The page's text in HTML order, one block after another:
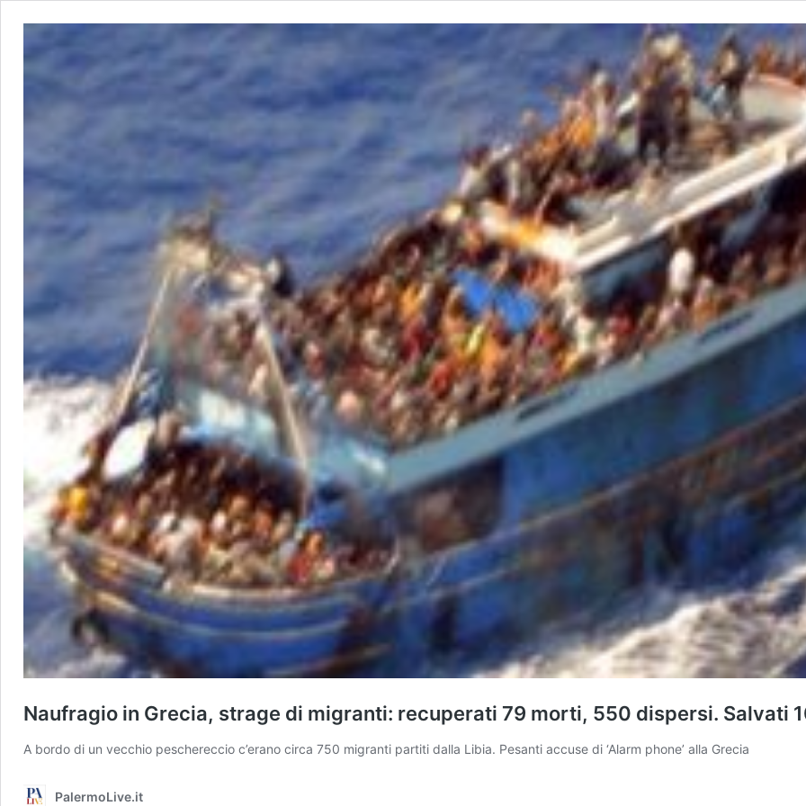
Naufragio in Grecia, strage di migranti: recuperati 79 morti, 550 dispersi. Salvati
A bordo di un vecchio peschereccio c’erano circa 750 migranti partiti dalla Libia. Pesanti accuse di ‘Alarm phone’ alla Grecia
PalermoLive.it